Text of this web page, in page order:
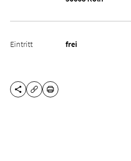
Eintritt frei
DIESE SEITE TEILEN
URL KOPIEREN
DRUCKEN